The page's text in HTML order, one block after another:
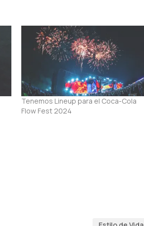
Tenemos Lineup para el Coca-Cola
Flow Fest 2024